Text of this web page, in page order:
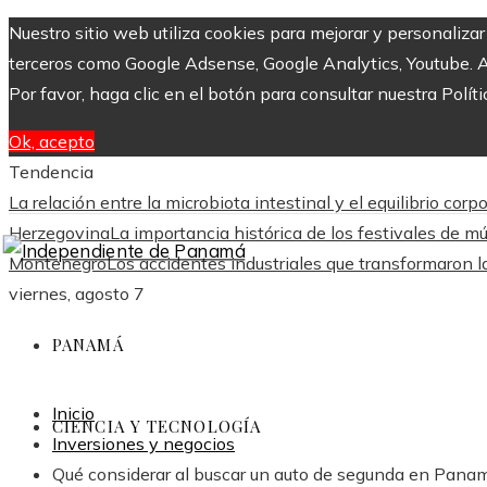
Nuestro sitio web utiliza cookies para mejorar y
terceros como Google Adsense, Google Analytics,
Por favor, haga clic en el botón para consultar nuestra
Ok, acepto
Tendencia
La relación entre la microbiota intestinal y el equilibrio
HerzegovinaLa importancia histórica de los festivales de
MontenegroLos accidentes industriales que transformaron
viernes, agosto 7
PANAMÁ
CIENCIA Y TECNOLOGÍA
Inicio
Inversiones y negocios
Qué considerar al buscar un auto de segunda en